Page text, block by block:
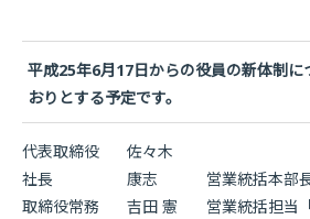
平成25年6月17日からの役員の新体制に
おりとする予定です。
代表取締役
社長
取締役常務
佐々木
康志
吉田 憲
営業統括本部
営業統括担当